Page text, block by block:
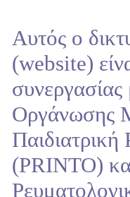
Αυτός ο
(website)
συνεργασίας
Οργάνωσης
Παιδιατρική
(PRINTO)